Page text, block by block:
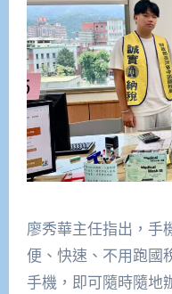
廖秀華主任指出，手
便、快速、不用跑國
手機，即可隨時隨地